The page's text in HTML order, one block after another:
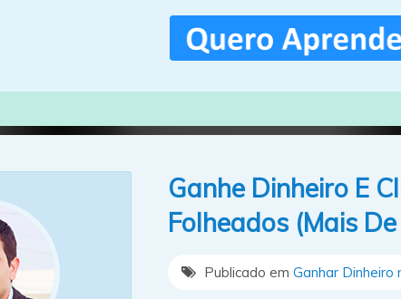
Ganhe Dinheiro E
Folheados (Mais
Publicado em Ganhar Dinheiro